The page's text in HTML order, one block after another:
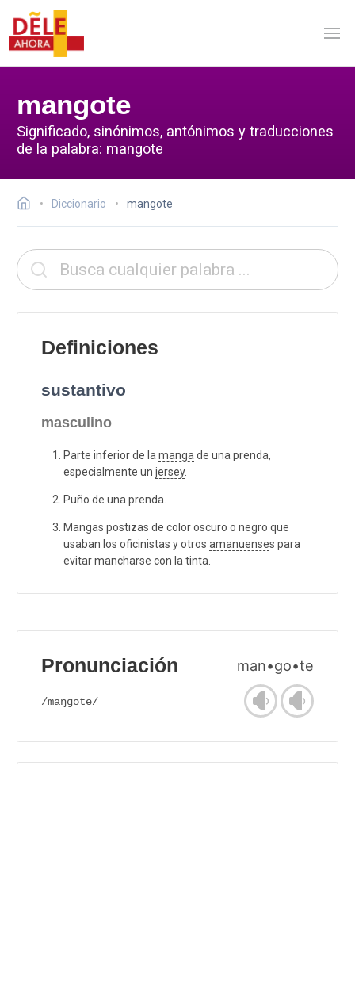
mangote
Significado, sinónimos, antónimos y traducciones
de la palabra: mangote
Diccionario mangote
Definiciones
sustantivo
masculino
Parte inferior de la manga de una prenda,
especialmente un jersey.
Puño de una prenda.
Mangas postizas de color oscuro o negro que
usaban los oficinistas y otros amanuenses para
evitar mancharse con la tinta.
Pronunciación man•go•te
/maŋgote/